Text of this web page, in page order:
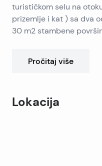
turističkom selu na
prizemlje i kat ) sa dva
30 m2 stambene
terase od cca 20 m2.
uređaj. Dvorište je jako
Pročitaj više
Lokacija